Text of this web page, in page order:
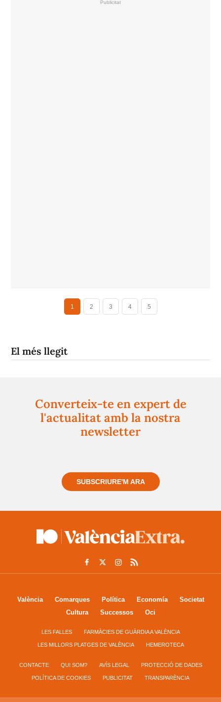
1 2 3 4 5
El més llegit
Converteix-te en expert de
l'actualitat amb la nostra
newsletter
SUBSCRIURE'M ARA
València Comarques Política Economía
Societat
Cultura
Successos Oci
LES FALLES FARMÀCIES DE GUÀRDIA A VALÈNCIA
LES MILLORS PLATGES DE VALÈNCIA HEMEROTECA
CONTACTE QUI SOM? AVÍS LEGAL PROTECCIÓ DE DADES
POLÍTICA DE COOKIES PUBLICITAT TRANSPARÈNCIA